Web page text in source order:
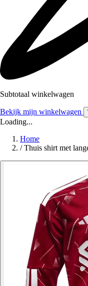
Subtotaal winkelwagen
Bekijk mijn winkelwagen
Loading...
Home
/ Thuis shirt met